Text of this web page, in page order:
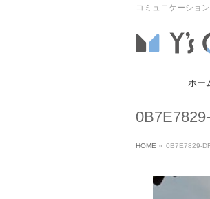
コミュニケーショ
ホー
HOME » 0B7E7829-